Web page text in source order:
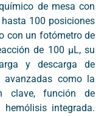
de mesa con
100 posiciones
con un fotómetro de
de 100 μL, su
y descarga de
avanzadas como la
clave, función de
integrada.